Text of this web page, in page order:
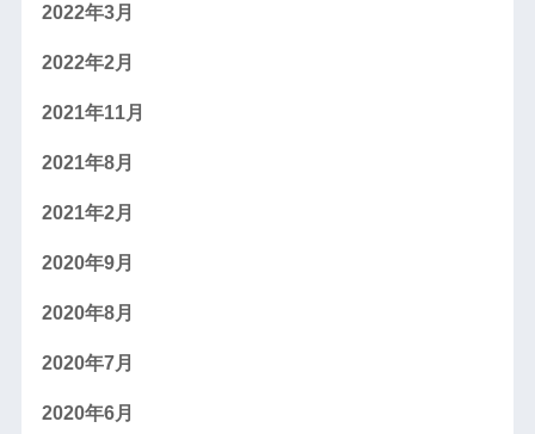
2022年3月
2022年2月
2021年11月
2021年8月
2021年2月
2020年9月
2020年8月
2020年7月
2020年6月